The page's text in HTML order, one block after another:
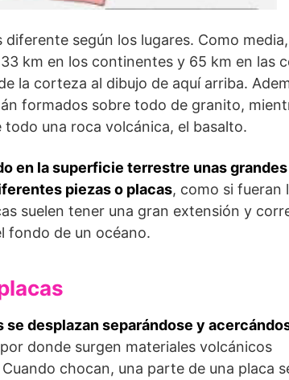
diferente según los lugares. Como
km en los continentes y 65 km en las
la corteza al dibujo de aquí arriba.
formados sobre todo de granito,
una roca volcánica, el basalto.
en la superficie terrestre unas
piezas o placas, como si fueran
suelen tener una gran extensión y
fondo de un océano.
se desplazan separándose y
donde surgen materiales volcánicos
chocan, una parte de una placa